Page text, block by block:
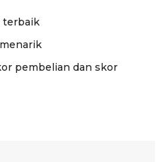
terbaik
pembelian dan skor